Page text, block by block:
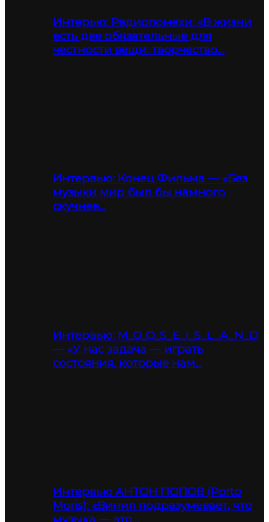
Интерью: Радиопомехи: «В жизни
есть две обязательные для
честности вещи: творчество…
Интервью: Конец Фильма — «Без
музыки мир был бы намного
скучнее…
Интервью: M_O_O_S_E_I_S_L_A_N_D
— «У нас задача — играть
состояния, которые нам…
Интервью АНТОН ПОПОВ (Porto
Moris): «Винил подразумевает, что